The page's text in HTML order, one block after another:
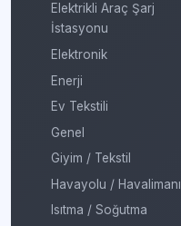
Elektrikli Araç Şarj
İstasyonu
Elektronik
Enerji
Ev Tekstili
Genel
Giyim / Tekstil
Havayolu / Havalimanı
Isıtma / Soğutma